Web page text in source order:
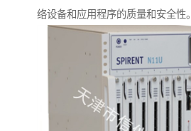
络设备和应用程序的质量和安全性。